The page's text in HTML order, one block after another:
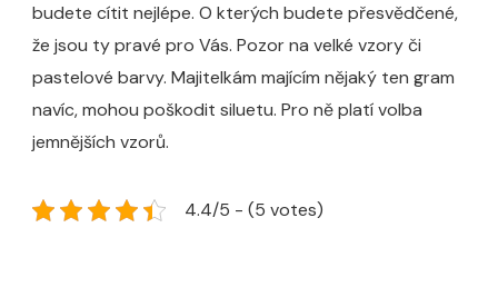
budete cítit nejlépe. O kterých budete přesvědčené,
že jsou ty pravé pro Vás. Pozor na velké vzory či
pastelové barvy. Majitelkám majícím nějaký ten gram
navíc, mohou poškodit siluetu. Pro ně platí volba
jemnějších vzorů.
4.4/5 - (5 votes)